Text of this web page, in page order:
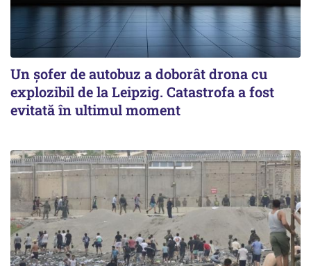
Un șofer de autobuz a doborât drona cu
explozibil de la Leipzig. Catastrofa a fost
evitată în ultimul moment